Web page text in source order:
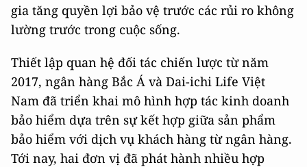
gia tăng quyền lợi bảo vệ trước các rủi ro không
lường trước trong cuộc sống.
Thiết lập quan hệ đối tác chiến lược từ năm
2017, ngân hàng Bắc Á và Dai-ichi Life Việt
Nam đã triển khai mô hình hợp tác kinh doanh
bảo hiểm dựa trên sự kết hợp giữa sản phẩm
bảo hiểm với dịch vụ khách hàng từ ngân hàng.
Tới nay, hai đơn vị đã phát hành nhiều hợp